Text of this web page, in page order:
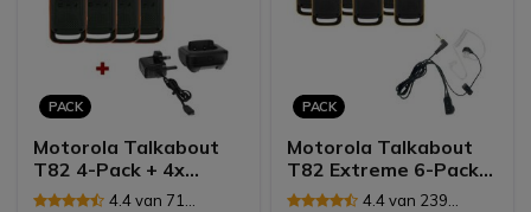
PACK
Motorola Talkabout
T82 4-Pack + 4x
Bureau Opladers
4.4 van 71
PACK
Motorola Talkabout
T82 Extreme 6-Pack +
6x Bodyguard Oortjes
4.4 van 239